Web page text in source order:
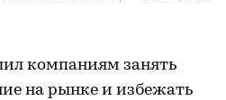
компаниям занять
на рынке и избежать